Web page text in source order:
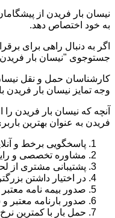
نیسان بار فریدن از
به خود اختصاص دهد.
اگر به دنبال راهی برای
جستوجوی "نیسان بار
کارشناسان حمل و نقل
وجه تمایز نیسان بار فریدن
آنچه که نیسان بار فریدن
فریدن به عنوان بهترین
پاسخگویی برخط و
مشاوره تخصصی و
پشتیبانی مشتری از
در اختیار داشتن
صدور بیمه نامه معتبر
صدور بارنامه معتبر
حمل بار با کمترین